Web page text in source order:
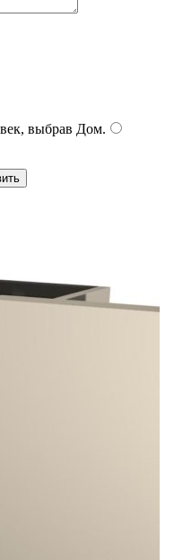
выбрав Дом.